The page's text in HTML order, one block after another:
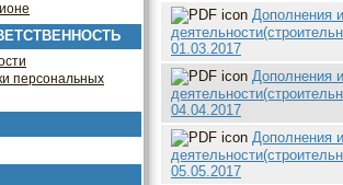
персональных
Дополнения
01.03.2017
Дополнения
04.04.2017
Дополнения
05.05.2017